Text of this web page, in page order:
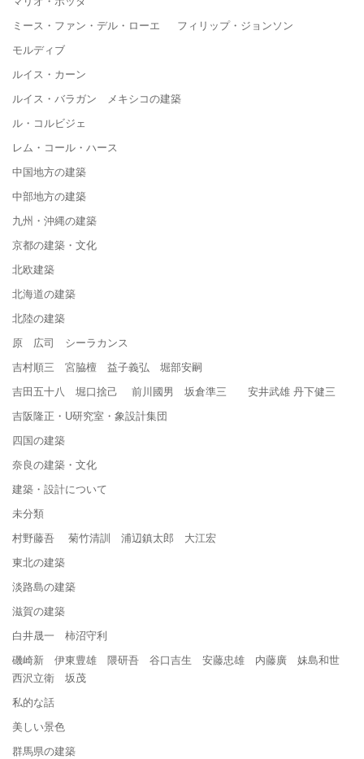
ミース・ファン・デル・ローエ フィリップ・ジョンソン
モルディブ
ルイス・カーン
ルイス・バラガン メキシコの建築
ル・コルビジェ
レム・コール・ハース
中国地方の建築
中部地方の建築
九州・沖縄の建築
京都の建築・文化
北欧建築
北海道の建築
北陸の建築
原 広司 シーラカンス
吉村順三 宮脇檀 益子義弘 堀部安嗣
吉田五十八 堀口捨己 前川國男 坂倉準三 安井武雄 丹下健三
吉阪隆正・U研究室・象設計集団
四国の建築
奈良の建築・文化
建築・設計について
未分類
村野藤吾 菊竹清訓 浦辺鎮太郎 大江宏
東北の建築
淡路島の建築
滋賀の建築
白井晟一 柿沼守利
磯崎新 伊東豊雄 隈研吾 谷口吉生 安藤忠雄 内藤廣 妹島和世
西沢立衛 坂茂
私的な話
美しい景色
群馬県の建築